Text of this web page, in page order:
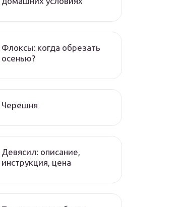
Флоксы: когда обрезать
осенью?
Черешня
Девясил: описание,
инструкция, цена